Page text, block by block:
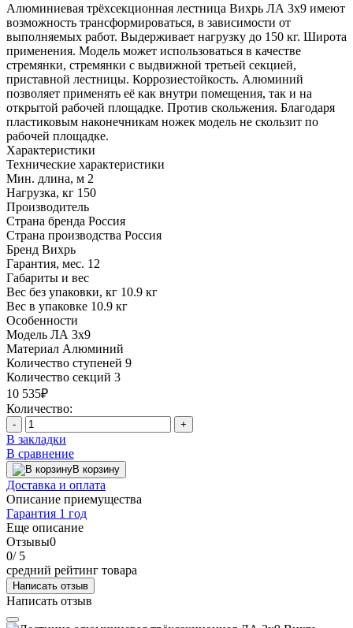
Алюминиевая трёхсекционная лестница Вихрь ЛА 3х9 имеют
возможность трансформироваться, в зависимости от
выполняемых работ. Выдерживает нагрузку до 150 кг. Широта
применения. Модель может использоваться в качестве
стремянки, стремянки с выдвижной третьей секцией,
приставной лестницы. Коррозиестойкость. Алюминий
позволяет применять её как внутри помещения, так и на
открытой рабочей площадке. Против скольжения. Благодаря
пластиковым наконечникам ножек модель не скользит по
рабочей площадке.
Характеристики
Технические характеристики
Мин. длина, м 2
Нагрузка, кг 150
Производитель
Страна бренда Россия
Страна производства Россия
Бренд Вихрь
Гарантия, мес. 12
Габариты и вес
Вес без упаковки, кг 10.9 кг
Вес в упаковке 10.9 кг
Особенности
Модель ЛА 3х9
Материал Алюминий
Количество ступеней 9
Количество секций 3
10 535₽
Количество:
- +
В закладки
В сравнение
В корзину
Доставка и оплата
Описание приемущества
Гарантия 1 год
Еще описание
Отзывы0
0/ 5
средний рейтинг товара
Написать отзыв
Написать отзыв